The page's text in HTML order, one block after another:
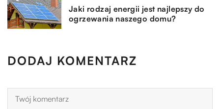
Jaki rodzaj energii jest najlepszy do
ogrzewania naszego domu?
DODAJ KOMENTARZ